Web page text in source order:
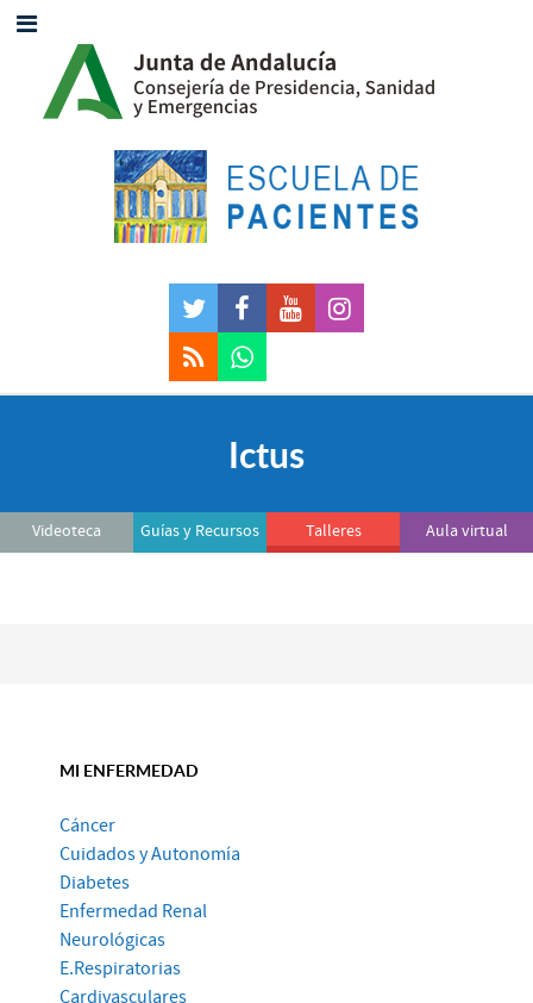
Ictus
Videoteca Guías y Recursos Talleres Aula virtual
MI ENFERMEDAD
Cáncer
Cuidados y Autonomía
Diabetes
Enfermedad Renal
Neurológicas
E.Respiratorias
Cardivasculares